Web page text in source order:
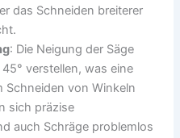
das Schneiden breiterer
: Die Neigung der Säge
verstellen, was eine
Schneiden von Winkeln
sich präzise
auch Schräge problemlos